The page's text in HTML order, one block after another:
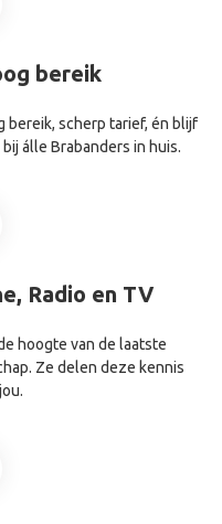
bereik
bereik, scherp tarief, én blijf
álle Brabanders in huis.
Radio en TV
hoogte van de laatste
Ze delen deze kennis